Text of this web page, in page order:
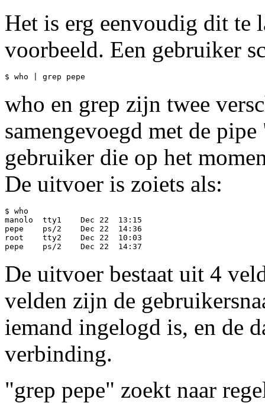
Het is erg eenvoudig dit te
voorbeeld. Een gebruiker
who en grep zijn twee
samengevoegd met de
gebruiker die op het
De uitvoer is zoiets als:
$ who
manolo	tty1	Dec 22	13:15
pepe	ps/2	Dec 22	14:36
root	tty2	Dec 22	10:03
De uitvoer bestaat uit 4
velden zijn de
iemand ingelogd is, en de
verbinding.
"grep pepe" zoekt naar